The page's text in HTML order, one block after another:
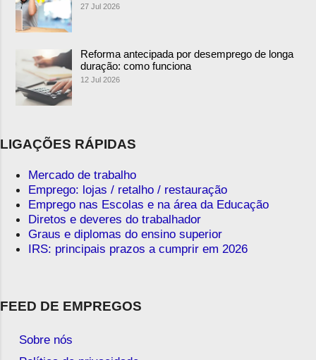
27 Jul 2026
Reforma antecipada por desemprego de longa
duração: como funciona
12 Jul 2026
LIGAÇÕES RÁPIDAS
Mercado de trabalho
Emprego: lojas / retalho / restauração
Emprego nas Escolas e na área da Educação
Diretos e deveres do trabalhador
Graus e diplomas do ensino superior
IRS: principais prazos a cumprir em 2026
FEED DE EMPREGOS
Sobre nós